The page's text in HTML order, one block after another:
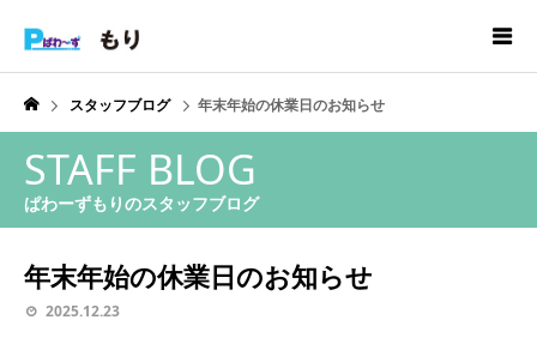
スタッフブログ 年末年始の休業日のお知らせ
STAFF BLOG
ぱわーずもりのスタッフブログ
年末年始の休業日のお知らせ
2025.12.23